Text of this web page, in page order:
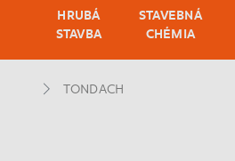
HRUBÁ
STAVBA
STAVEBNÁ
CHÉMIA
TONDACH